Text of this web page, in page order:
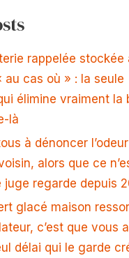
rappelée stockée
au cas où » : la seule
élimine vraiment la
là
à dénoncer
alors que ce
juge regarde depuis
glacé maison
c’est que vous
délai qui le garde